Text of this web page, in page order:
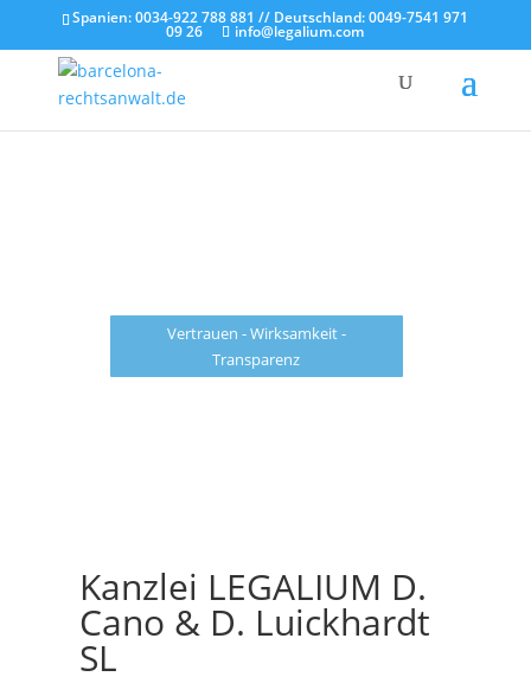
Spanien: 0034-922 788 881 // Deutschland: 0049-7541 971
09 26 info@legalium.com
Vertrauen - Wirksamkeit -
Transparenz
Kanzlei LEGALIUM D.
Cano & D. Luickhardt
SL